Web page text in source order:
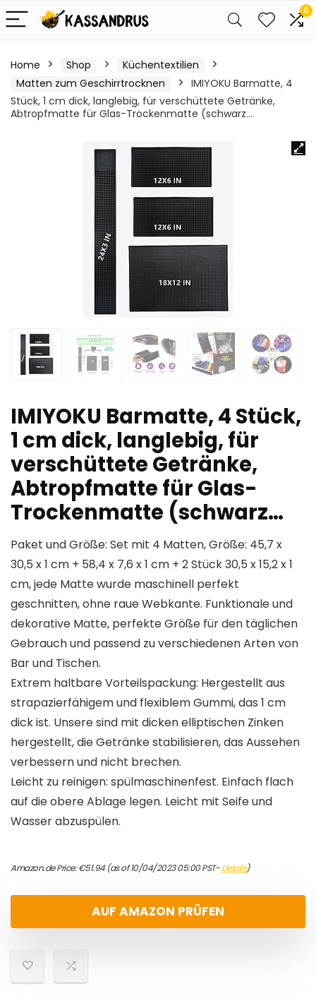
0
Home Shop
Küchentextilien
Matten zum Geschirrtrocknen
IMIYOKU Barmatte, 4
Stück, 1 cm dick, langlebig, für verschüttete Getränke,
Abtropfmatte für Glas-Trockenmatte (schwarz…
IMIYOKU Barmatte, 4 Stück,
1 cm dick, langlebig, für
verschüttete Getränke,
Abtropfmatte für Glas-
Trockenmatte (schwarz…
Paket und Größe: Set mit 4 Matten, Größe: 45,7 x
30,5 x 1 cm + 58,4 x 7,6 x 1 cm + 2 Stück 30,5 x 15,2 x 1
cm, jede Matte wurde maschinell perfekt
geschnitten, ohne raue Webkante. Funktionale und
dekorative Matte, perfekte Größe für den täglichen
Gebrauch und passend zu verschiedenen Arten von
Bar und Tischen.
Extrem haltbare Vorteilspackung: Hergestellt aus
strapazierfähigem und flexiblem Gummi, das 1 cm
dick ist. Unsere sind mit dicken elliptischen Zinken
hergestellt, die Getränke stabilisieren, das Aussehen
verbessern und nicht brechen.
Leicht zu reinigen: spülmaschinenfest. Einfach flach
auf die obere Ablage legen. Leicht mit Seife und
Wasser abzuspülen.
Amazon.de Price:€51.94(as of 10/04/2023 05:00 PST-Details)
AUF AMAZON PRÜFEN